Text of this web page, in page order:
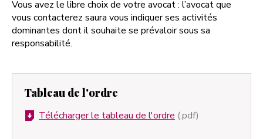
Vous avez le libre choix de votre avocat : l’avocat que
vous contacterez saura vous indiquer ses activités
dominantes dont il souhaite se prévaloir sous sa
responsabilité.
Tableau de l'ordre
Télécharger le tableau de l'ordre (.pdf)